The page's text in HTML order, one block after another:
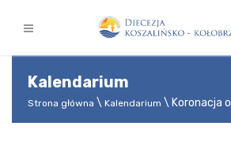
Kalendarium
Strona główna Kalendarium Koronacja